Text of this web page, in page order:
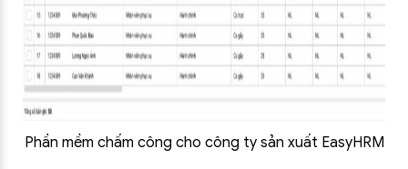
Phần mềm chấm công cho công ty sản xuất EasyHRM